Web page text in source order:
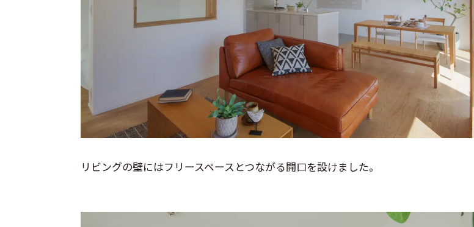
リビングの壁にはフリースペースとつながる開口を設けました。